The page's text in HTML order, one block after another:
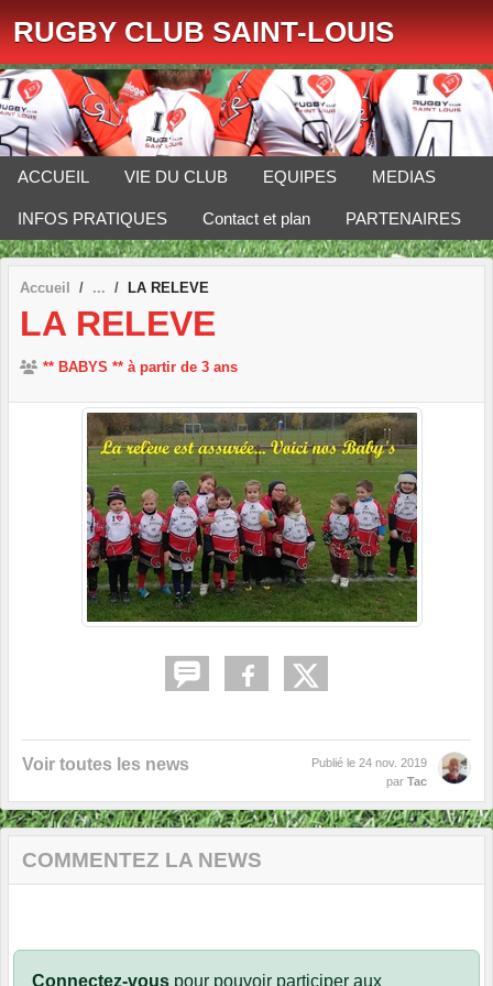
RUGBY CLUB SAINT-LOUIS
ACCUEIL VIE DU CLUB EQUIPES MEDIAS
INFOS PRATIQUES Contact et plan PARTENAIRES
Accueil LA RELEVE
LA RELEVE
** BABYS ** à partir de 3 ans
Voir toutes les news Publié le 24 nov. 2019
par Tac
COMMENTEZ LA NEWS
Connectez-vous pour pouvoir participer aux